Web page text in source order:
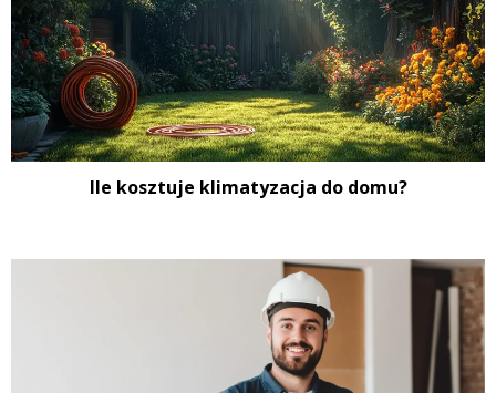
Ile kosztuje klimatyzacja do domu?